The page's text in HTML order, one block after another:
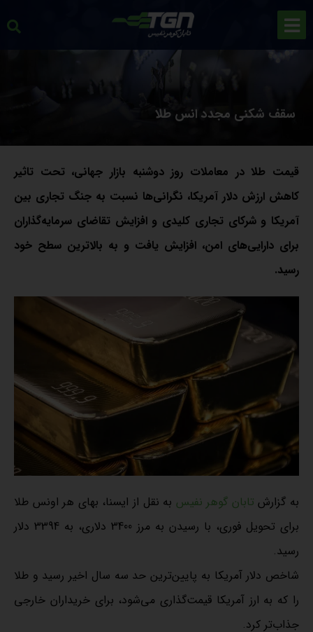
سقف شکنی مجدد انس طلا
قیمت طلا در معاملات روز دوشنبه بازار جهانی، تحت تاثیر
کاهش ارزش دلار آمریکا، نگرانی‌ها نسبت به جنگ تجاری بین
آمریکا و شرکای تجاری کلیدی و افزایش تقاضای سرمایه‌گذاران
برای دارایی‌های امن، افزایش یافت و به بالاترین سطح خود
رسید.
به گزارش تابان گوهر نفیس به نقل از ایسنا، بهای هر اونس طلا
برای تحویل فوری، با رسیدن به مرز 3400 دلاری، به 3394 دلار
رسید.
شاخص دلار آمریکا به پایین‌ترین حد سه سال اخیر رسید و طلا
را که به ارز آمریکا قیمت‌گذاری می‌شود، برای خریداران خارجی
جذاب‌تر کرد.